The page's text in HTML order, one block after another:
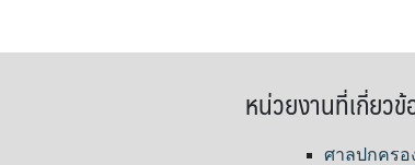
หน่วยงานที่เกี่ยว
ศาลปกครอ